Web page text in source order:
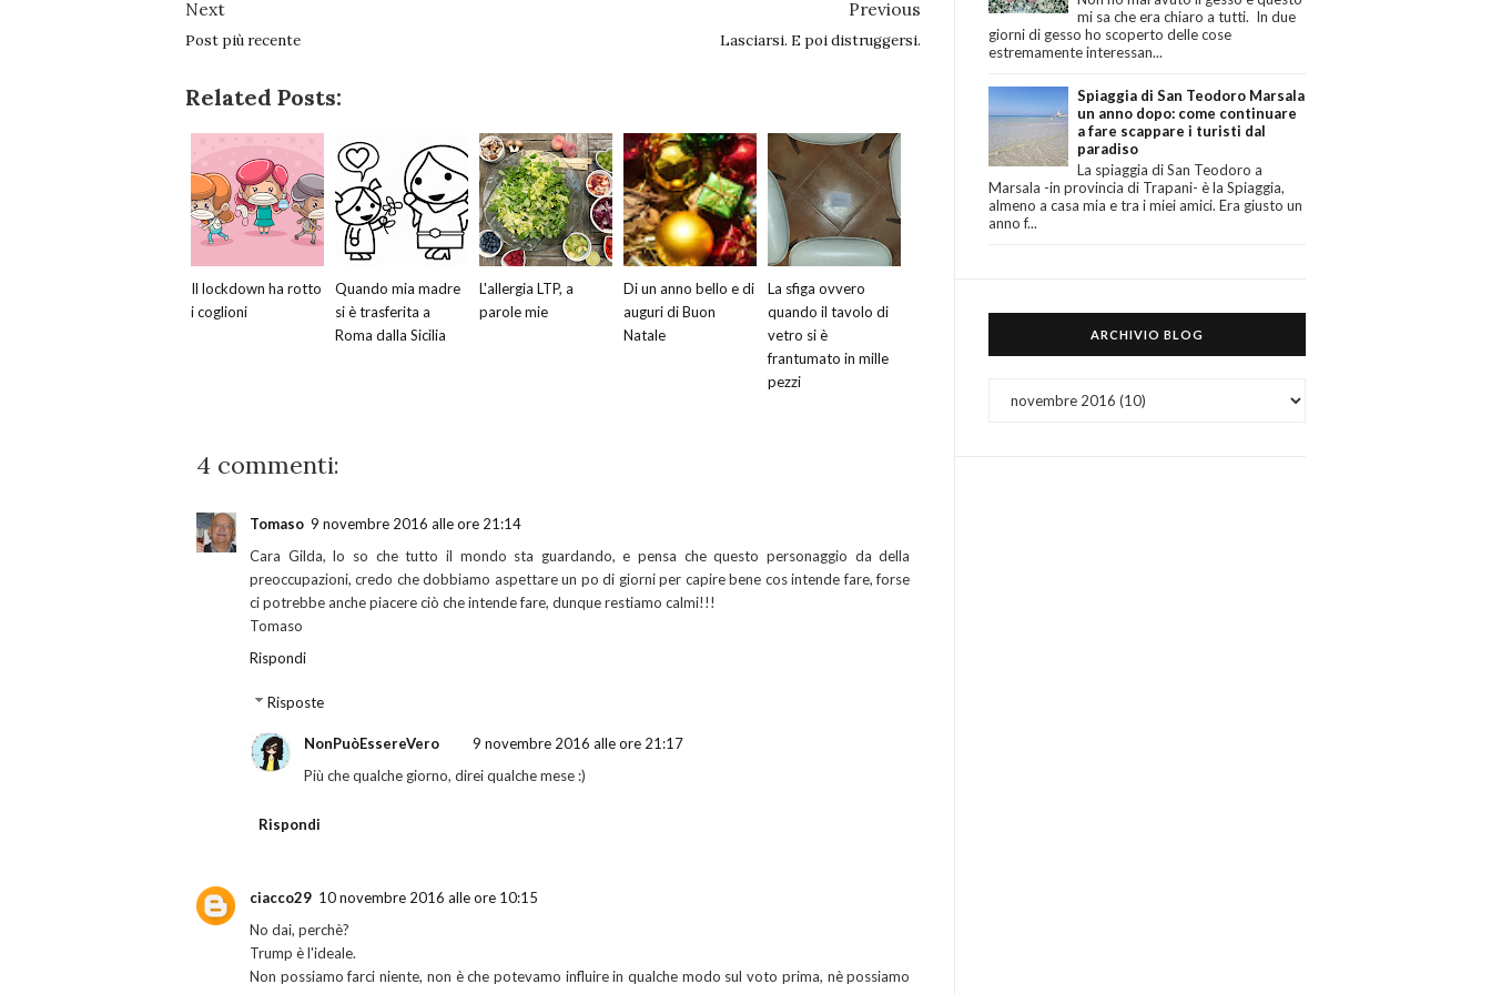
Next
Post più recente
Previous
Lasciarsi. E poi distruggersi.
Related Posts:
Il lockdown ha rotto
i coglioni
Quando mia madre
si è trasferita a
Roma dalla Sicilia
L'allergia LTP, a
parole mie
Di un anno bello e di
auguri di Buon
Natale
La sfiga ovvero
quando il tavolo di
vetro si è
frantumato in mille
pezzi
4 commenti:
Tomaso 9 novembre 2016 alle ore 21:14
Cara Gilda, lo so che tutto il mondo sta guardando, e pensa che questo personaggio da della
preoccupazioni, credo che dobbiamo aspettare un po di giorni per capire bene cos intende fare, forse
ci potrebbe anche piacere ciò che intende fare, dunque restiamo calmi!!!
Tomaso
Rispondi
Risposte
NonPuòEssereVero
9 novembre 2016 alle ore 21:17
Più che qualche giorno, direi qualche mese :)
Rispondi
ciacco29 10 novembre 2016 alle ore 10:15
No dai, perchè?
Trump è l'ideale.
Non possiamo farci niente, non è che potevamo influire in qualche modo sul voto prima, nè possiamo
mi sa che era chiaro a tutti. In due
giorni di gesso ho scoperto delle cose
estremamente interessan...
Spiaggia di San Teodoro Marsala
un anno dopo: come continuare
a fare scappare i turisti dal
paradiso
La spiaggia di San Teodoro a
Marsala -in provincia di Trapani- è la Spiaggia,
almeno a casa mia e tra i miei amici. Era giusto un
anno f...
ARCHIVIO BLOG